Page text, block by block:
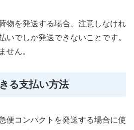
物を発送する場合、注意しなけれ
いでしか発送できないことです。
せん。
る支払い方法
便コンパクトを発送する場合に使